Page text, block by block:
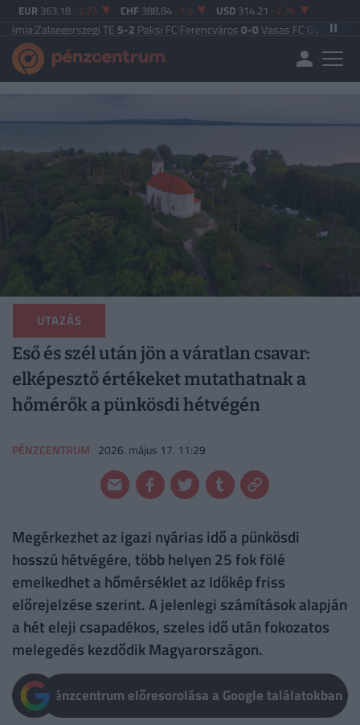
EUR 363.18 -2.23 CHF 388.84 -1.5 USD 314.21 -2.76
TE5-2Paksi FC| Ferencváros0-0Vasas FC |Győri ETO FC 4-0
UTAZÁS
Eső és szél után jön a váratlan csavar:
elképesztő értékeket mutathatnak a
hőmérők a pünkösdi hétvégén
PÉNZCENTRUM 2026. május 17. 11:29
Megérkezhet az igazi nyárias idő a pünkösdi
hosszú hétvégére, több helyen 25 fok fölé
emelkedhet a hőmérséklet az Időkép friss
előrejelzése szerint. A jelenlegi számítások alapján
a hét eleji csapadékos, szeles idő után fokozatos
melegedés kezdődik Magyarországon.
Pénzcentrum előresorolása a Google találatokban